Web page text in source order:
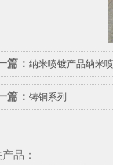
篇： 纳米喷镀产品纳米
篇： 铸铜系列
品：